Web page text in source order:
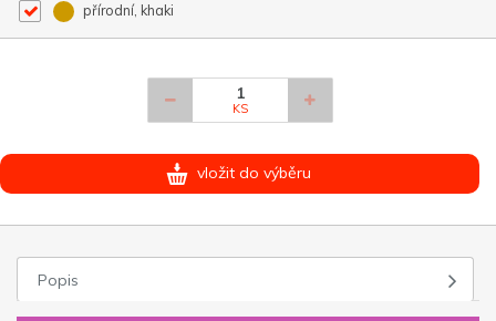
přírodní, khaki
KS
vložit do výběru
Popis